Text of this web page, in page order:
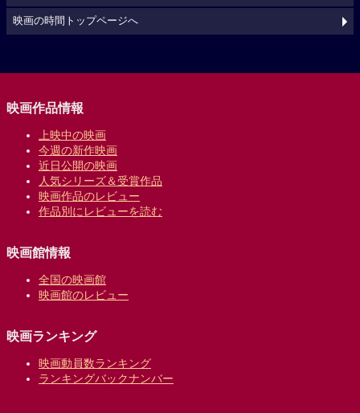
映画の時間トップページへ
映画作品情報
上映中の映画
今週の新作映画
近日公開の映画
人気シリーズ＆受賞作品
映画作品のレビュー
作品別にレビューを読む
映画館情報
全国の映画館
映画館のレビュー
映画ランキング
映画動員数ランキング
ランキングバックナンバー